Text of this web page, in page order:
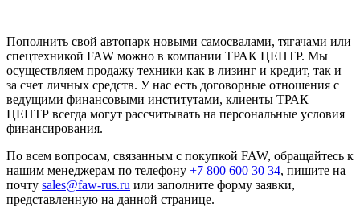
Пополнить свой автопарк новыми самосвалами, тягачами или
спецтехникой FAW можно в компании ТРАК ЦЕНТР. Мы
осуществляем продажу техники как в лизинг и кредит, так и
за счет личных средств. У нас есть договорные отношения с
ведущими финансовыми институтами, клиенты ТРАК
ЦЕНТР всегда могут рассчитывать на персональные условия
финансирования.
По всем вопросам, связанным с покупкой FAW, обращайтесь к
нашим менеджерам по телефону +7 800 600 30 34, пишите на
почту sales@faw-rus.ru или заполните форму заявки,
представленную на данной странице.